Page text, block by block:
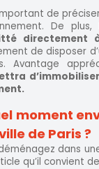
de
De plus,
directement
de disposer
Avantage
moment
de Paris ?
dans
qu’il convient